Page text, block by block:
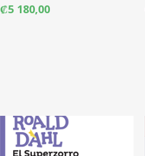
₡5 180,00